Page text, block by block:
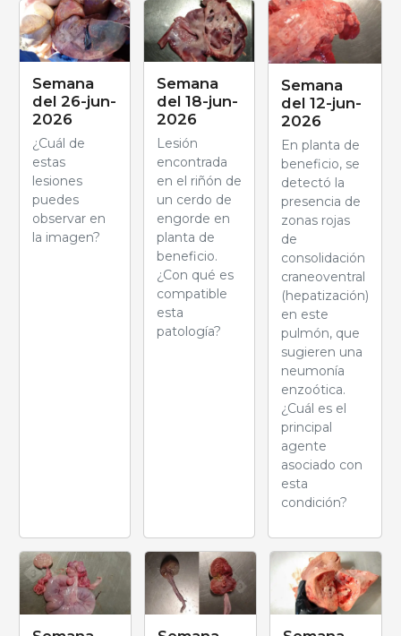
Semana
del 26-jun-
2026
¿Cuál de
estas
lesiones
puedes
observar en
la imagen?
Semana
del 18-jun-
2026
Lesión
encontrada
en el riñón de
un cerdo de
engorde en
planta de
beneficio.
¿Con qué es
compatible
esta
patología?
Semana
del 12-jun-
2026
En planta de
beneficio, se
detectó la
presencia de
zonas rojas
de
consolidación
craneoventral
(hepatización)
en este
pulmón, que
sugieren una
neumonía
enzoótica.
¿Cuál es el
principal
agente
asociado con
esta
condición?